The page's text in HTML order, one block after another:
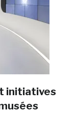
initiatives